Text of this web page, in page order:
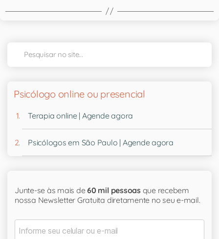
Psicólogo online ou presencial
Terapia online | Agende agora
Psicólogos em São Paulo | Agende agora
Junte-se às mais de60 mil pessoas que recebem
nossa Newsletter Gratuita diretamente no seu e-mail.